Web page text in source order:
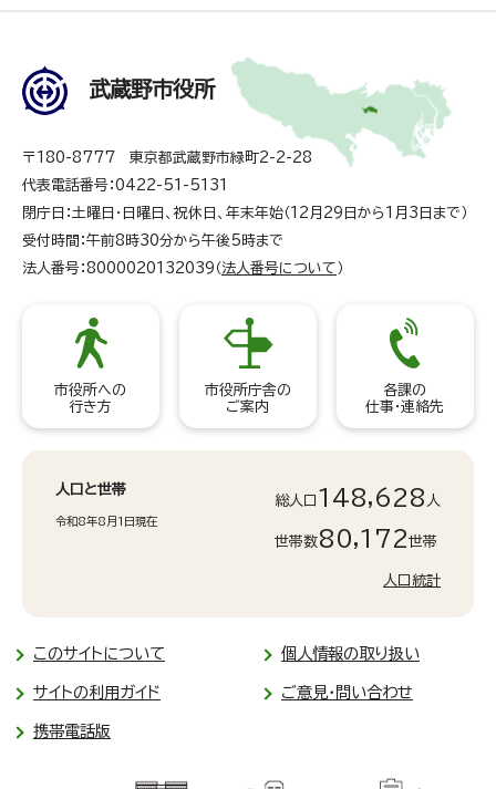
武蔵野市役所
〒180-8777 東京都武蔵野市緑町2-2-28
代表電話番号：0422-51-5131
閉庁日：土曜日・日曜日、祝休日、年末年始（12月29日から1月3日まで）
受付時間：午前8時30分から午後5時まで
法人番号：8000020132039（ 法人番号について ）
市役所への
行き方
市役所庁舎の
ご案内
各課の
仕事・連絡先
人口と世帯
令和8年8月1日現在
総人口 148,628 人
世帯数80,172世帯
人口統計
このサイトについて 個人情報の取り扱い
サイトの利用ガイド ご意見・問い合わせ
携帯電話版